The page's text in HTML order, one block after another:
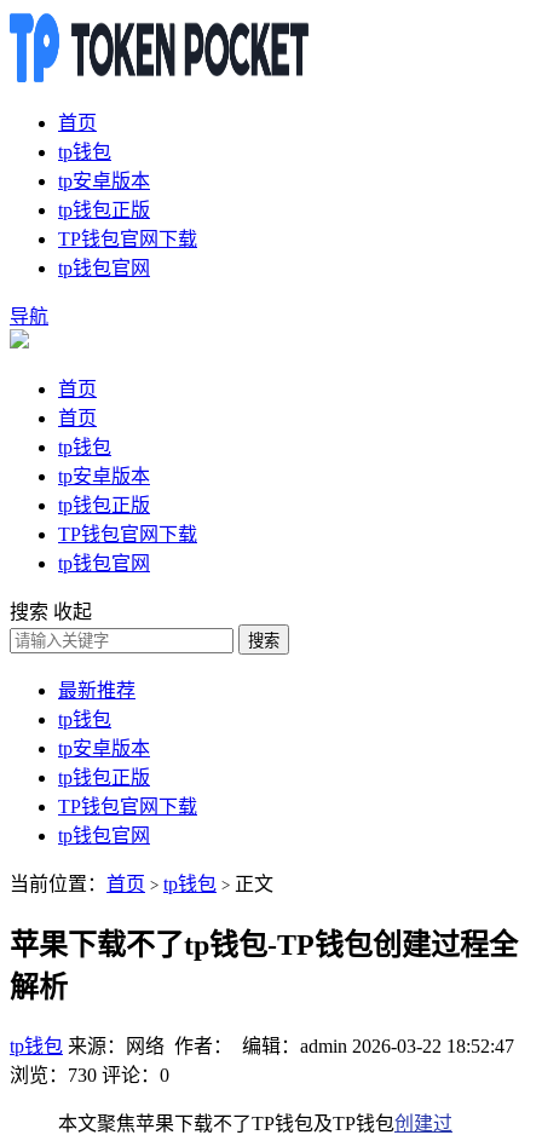
首页
tp钱包
tp安卓版本
tp钱包正版
TP钱包官网下载
tp钱包官网
导航
首页
首页
tp钱包
tp安卓版本
tp钱包正版
TP钱包官网下载
tp钱包官网
搜索 收起
搜索
最新推荐
tp钱包
tp安卓版本
tp钱包正版
TP钱包官网下载
tp钱包官网
当前位置： 首页 > tp钱包 > 正文
苹果下载不了tp钱包-TP钱包创建过程全
解析
tp钱包 来源：网络 作者： 编辑：admin 2026-03-22 18:52:47
浏览：730 评论：0
本文聚焦苹果下载不了TP钱包及TP钱包创建过